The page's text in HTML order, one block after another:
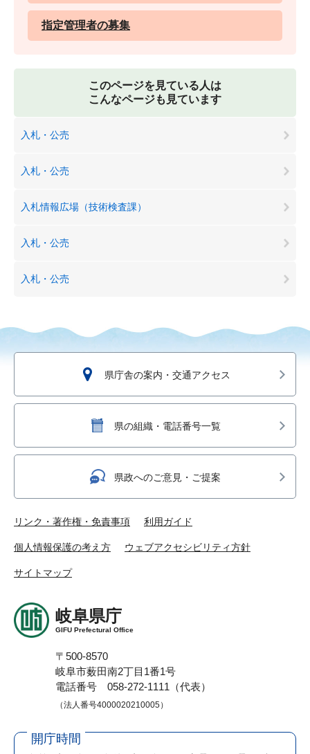
指定管理者の募集
このページを見ている人は
こんなページも見ています
入札・公売
入札・公売
入札情報広場（技術検査課）
入札・公売
入札・公売
県庁舎の案内・交通アクセス
県の組織・電話番号一覧
県政へのご意見・ご提案
リンク・著作権・免責事項 利用ガイド
個人情報保護の考え方 ウェブアクセシビリティ方針
サイトマップ
岐阜県庁
GIFU Prefectural Office
〒500-8570
岐阜市薮田南2丁目1番1号
電話番号 058-272-1111（代表）
（法人番号4000020210005）
開庁時間